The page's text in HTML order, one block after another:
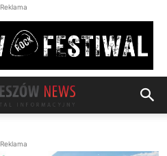
Reklama
Reklama